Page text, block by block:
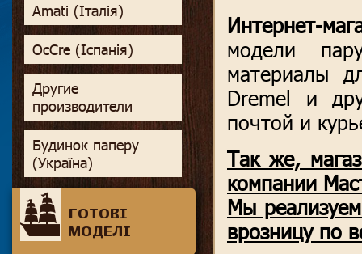
Amati (Італія)
OcCre (Іспанія)
Другие
производители
Будинок паперу
(Україна)
ГОТОВІ
МОДЕЛІ
Интернет-
модели
материалы
Dremel и
почтой и
Так же,
компании
Мы
врозницу по